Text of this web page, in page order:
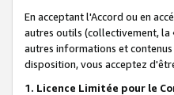
En acceptant l'Accord ou en
autres outils (collectivement, la
autres informations et contenus
disposition, vous acceptez
1. Licence Limitée pour le